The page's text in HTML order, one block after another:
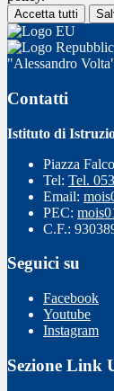
Accetta tutti
"Alessandro
Contatti
Istituto di
Piazza
Tel: Tel.
Email:
PEC:
C.F.:
Seguici su
Facebook
Youtube
Instagram
Sezione Link